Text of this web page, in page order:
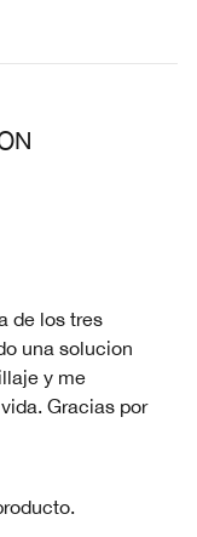
de los tres
una solucion
y me
Gracias por